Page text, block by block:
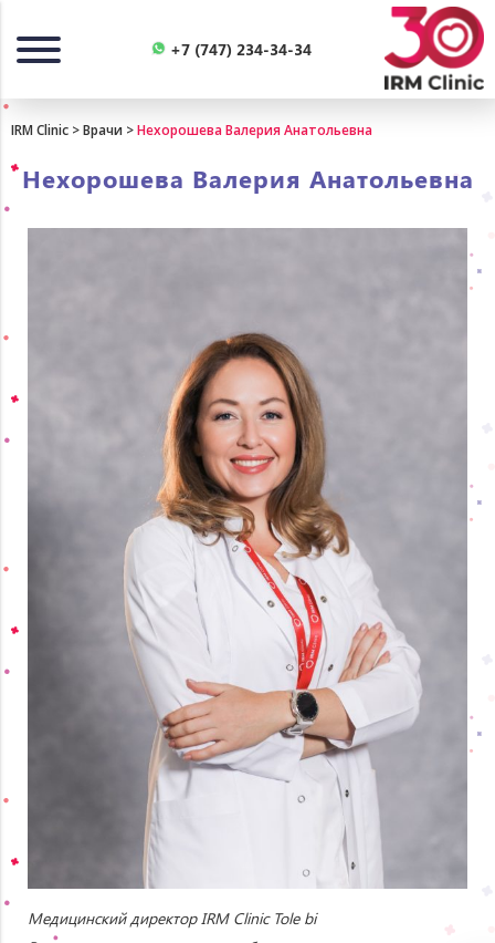
+7 (747) 234-34-34
IRM Clinic >Врачи >Нехорошева Валерия Анатольевна
Нехорошева Валерия Анатольевна
Медицинский директор IRM Clinic Tole bi